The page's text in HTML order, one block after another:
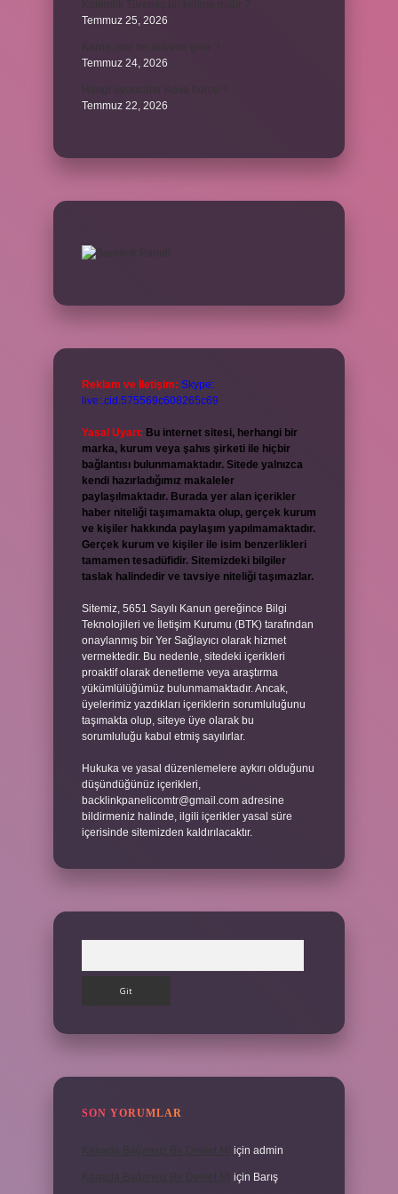
Temmuz 25, 2026
Temmuz 24, 2026
Temmuz 22, 2026
Reklam ve İletişim: Skype:
live:.cid.575569c608265c69
Yasal Uyarı: Bu internet sitesi, herhangi bir
marka, kurum veya şahıs şirketi ile hiçbir
bağlantısı bulunmamaktadır. Sitede yalnızca
kendi hazırladığımız makaleler
paylaşılmaktadır. Burada yer alan içerikler
haber niteliği taşımamakta olup, gerçek kurum
ve kişiler hakkında paylaşım yapılmamaktadır.
Gerçek kurum ve kişiler ile isim benzerlikleri
tamamen tesadüfidir. Sitemizdeki bilgiler
taslak halindedir ve tavsiye niteliği taşımazlar.
Sitemiz, 5651 Sayılı Kanun gereğince Bilgi
Teknolojileri ve İletişim Kurumu (BTK) tarafından
onaylanmış bir Yer Sağlayıcı olarak hizmet
vermektedir. Bu nedenle, sitedeki içerikleri
proaktif olarak denetleme veya araştırma
yükümlülüğümüz bulunmamaktadır. Ancak,
üyelerimiz yazdıkları içeriklerin sorumluluğunu
taşımakta olup, siteye üye olarak bu
sorumluluğu kabul etmiş sayılırlar.
Hukuka ve yasal düzenlemelere aykırı olduğunu
düşündüğünüz içerikleri,
backlinkpanelicomtr@gmail.com adresine
bildirmeniz halinde, ilgili içerikler yasal süre
içerisinde sitemizden kaldırılacaktır.
SON YORUMLAR
için admin
için Barış